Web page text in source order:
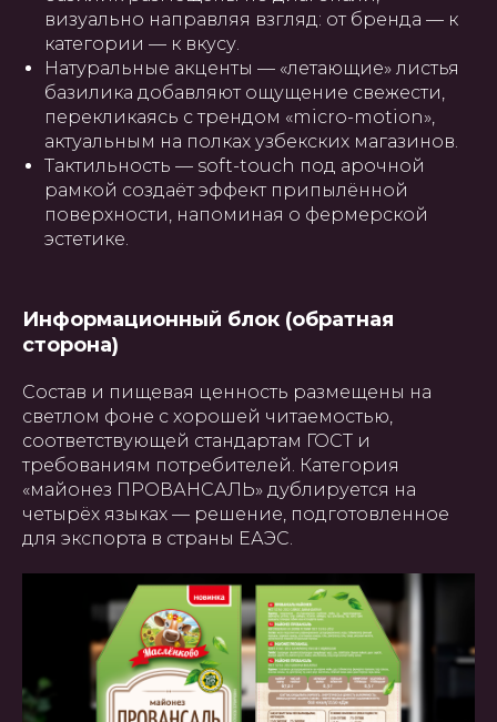
визуально направляя взгляд: от бренда — к
категории — к вкусу.
Натуральные акценты — «летающие» листья
базилика добавляют ощущение свежести,
перекликаясь с трендом «micro-motion»,
актуальным на полках узбекских магазинов.
Тактильность — soft-touch под арочной
рамкой создаёт эффект припылённой
поверхности, напоминая о фермерской
эстетике.
Информационный блок (обратная
сторона)
Состав и пищевая ценность размещены на
светлом фоне с хорошей читаемостью,
соответствующей стандартам ГОСТ и
требованиям потребителей. Категория
«майонез ПРОВАНСАЛЬ» дублируется на
четырёх языках — решение, подготовленное
для экспорта в страны ЕАЭС.